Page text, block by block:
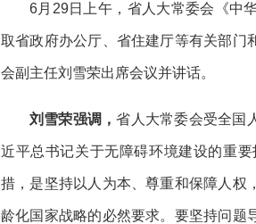
6月29日上午，省人大常委会《中
取省政府办公厅、省住建厅等有关部门
会副主任刘雪荣出席会议并讲话。
刘雪荣强调，省人大常委会受全国
近平总书记关于无障碍环境建设的重
措，是坚持以人为本、尊重和保障人权
龄化国家战略的必然要求。要坚持问题